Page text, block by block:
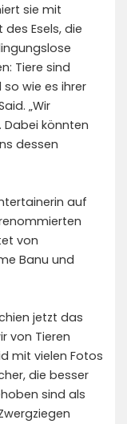
sie mit
des Esels, die
Tiere sind
wie es ihrer
„Wir
Dabei könnten
dessen
auf
von
Banu und
jetzt das
von Tieren
mit vielen Fotos
die besser
sind als